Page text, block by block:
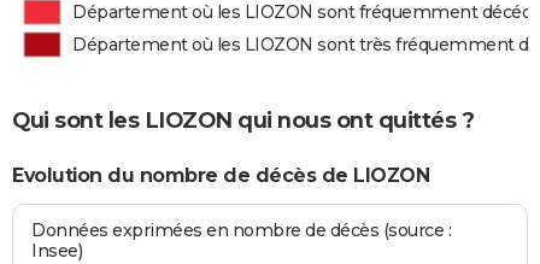
Département où les LIOZON sont fréquemment
Département où les LIOZON sont très fréquemment
Qui sont les LIOZON qui nous ont quittés ?
Evolution du nombre de décès de LIOZON
Données exprimées en nombre de décès (source :
Insee)